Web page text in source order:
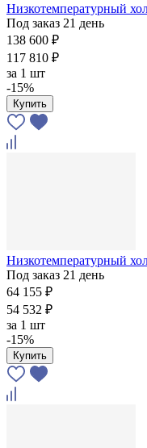
Низкотемпературный
Под заказ 21 день
138 600 ₽
117 810 ₽
за 1 шт
-15%
Купить
Низкотемпературный
Под заказ 21 день
64 155 ₽
54 532 ₽
за 1 шт
-15%
Купить